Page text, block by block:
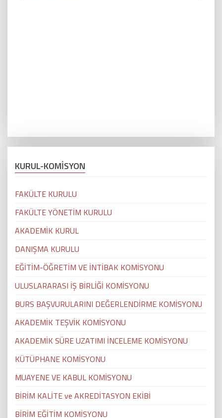
KURUL-KOMİSYON
FAKÜLTE KURULU
FAKÜLTE YÖNETİM KURULU
AKADEMİK KURUL
DANIŞMA KURULU
EĞİTİM-ÖĞRETİM VE İNTİBAK KOMİSYONU
ULUSLARARASI İŞ BİRLİĞİ KOMİSYONU
BURS BAŞVURULARINI DEĞERLENDİRME KOMİSYONU
AKADEMİK TEŞVİK KOMİSYONU
AKADEMİK SÜRE UZATIMI İNCELEME KOMİSYONU
KÜTÜPHANE KOMİSYONU
MUAYENE VE KABUL KOMİSYONU
BİRİM KALİTE ve AKREDİTASYON EKİBİ
BİRİM EĞİTİM KOMİSYONU